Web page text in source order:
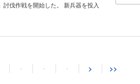
伐作戦を開始した。 新兵器を投入
・ ・ ・ > >>